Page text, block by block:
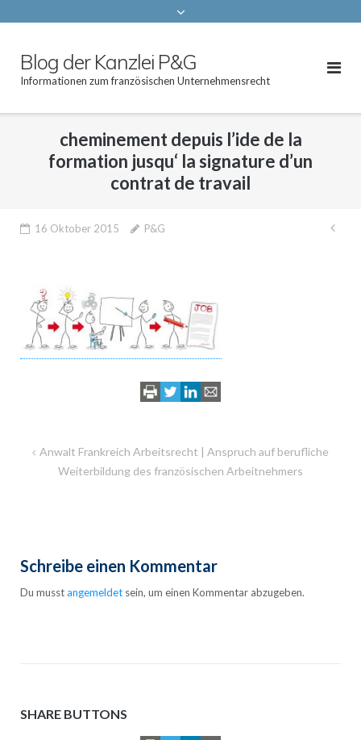
Blog der Kanzlei P&G
Informationen zum französischen Unternehmensrecht
cheminement depuis l’ide de la
formation jusqu‘ la signature d’un
contrat de travail
16 Oktober 2015 P&G
Beitragsnavigation
Anwalt Frankreich Arbeitsrecht | Anspruch auf berufliche
Weiterbildung des französischen Arbeitnehmers
Schreibe einen Kommentar
Du musstangemeldetsein, um einen Kommentar abzugeben.
SHARE BUTTONS